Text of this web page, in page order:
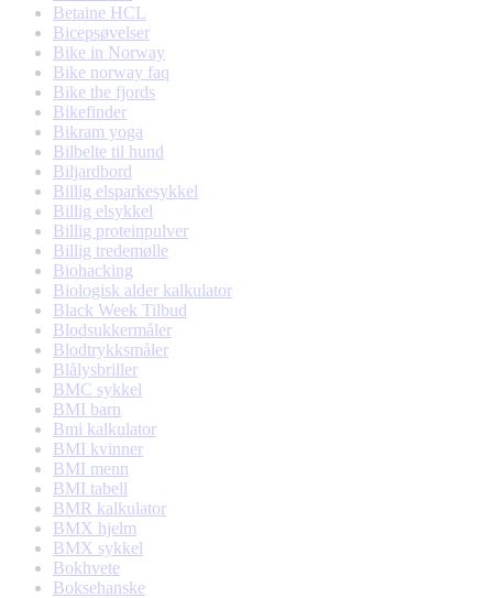
Betaine HCL
Bicepsøvelser
Bike in Norway
Bike norway faq
Bike the fjords
Bikefinder
Bikram yoga
Bilbelte til hund
Biljardbord
Billig elsparkesykkel
Billig elsykkel
Billig proteinpulver
Billig tredemølle
Biohacking
Biologisk alder kalkulator
Black Week Tilbud
Blodsukkermåler
Blodtrykksmåler
Blålysbriller
BMC sykkel
BMI barn
Bmi kalkulator
BMI kvinner
BMI menn
BMI tabell
BMR kalkulator
BMX hjelm
BMX sykkel
Bokhvete
Boksehanske